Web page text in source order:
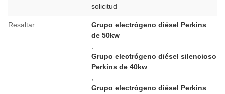
solicitud
Resaltar:
Grupo electrógeno diésel Perkins
de 50kw
Grupo electrógeno diésel silencioso
Perkins de 40kw
Grupo electrógeno diésel Perkins